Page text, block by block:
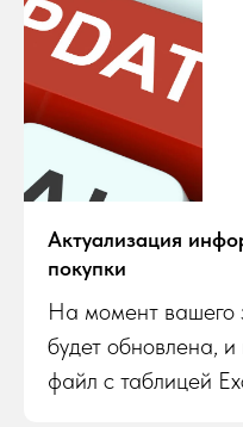
Актуализация
покупки
На момент вашего
будет обновлена,
файл с таблицей